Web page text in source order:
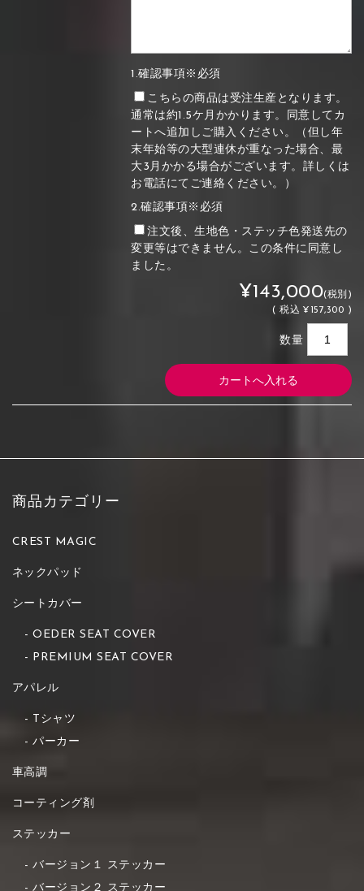
1.確認事項※必須
こちらの商品は受注生産となります。
通常は約1.5ケ月かかります。同意してカ
ートへ追加しご購入ください。（但し年
末年始等の大型連休が重なった場合、最
大3月かかる場合がございます。詳しくは
お電話にてご連絡ください。）
2.確認事項※必須
注文後、生地色・ステッチ色発送先の
変更等はできません。この条件に同意し
ました。
¥143,000(税別)
(税込 ¥157,300 )
数量
商品カテゴリー
CREST MAGIC
ネックパッド
シートカバー
OEDER SEAT COVER
PREMIUM SEAT COVER
アパレル
Tシャツ
パーカー
車高調
コーティング剤
ステッカー
バージョン１ ステッカー
バージョン２ ステッカー